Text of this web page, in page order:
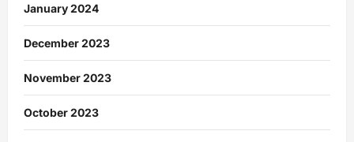
January 2024
December 2023
November 2023
October 2023